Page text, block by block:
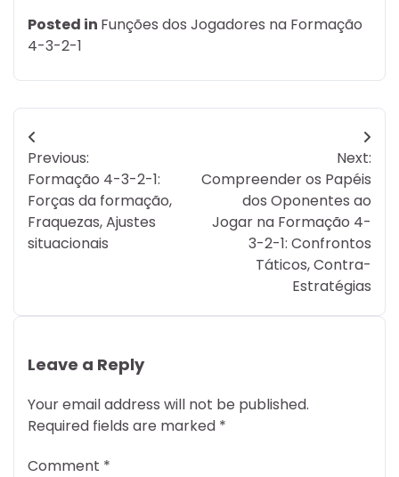
Posted in Funções dos Jogadores na Formação
4-3-2-1
Post
navigation
Previous:
Formação 4-3-2-1:
Forças da formação,
Fraquezas, Ajustes
situacionais
Next:
Compreender os Papéis
dos Oponentes ao
Jogar na Formação 4-
3-2-1: Confrontos
Táticos, Contra-
Estratégias
Leave a Reply
Your email address will not be published.
Required fields are marked *
Comment *